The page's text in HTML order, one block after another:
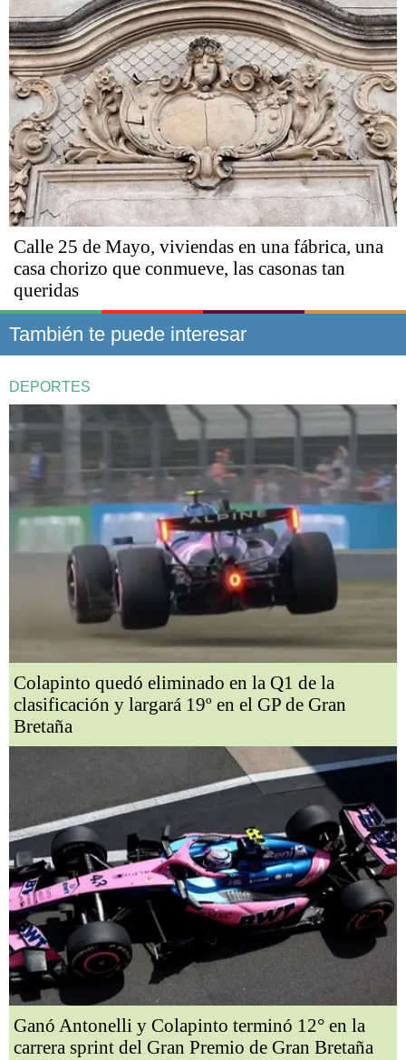
Calle 25 de Mayo, viviendas en una fábrica, una
casa chorizo que conmueve, las casonas tan
queridas
También te puede interesar
DEPORTES
Colapinto quedó eliminado en la Q1 de la
clasificación y largará 19º en el GP de Gran
Bretaña
Ganó Antonelli y Colapinto terminó 12° en la
carrera sprint del Gran Premio de Gran Bretaña